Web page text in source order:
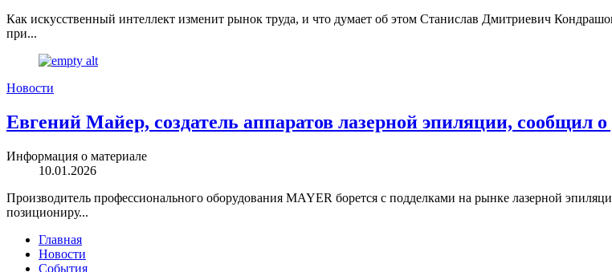
Как искусственный интеллект изменит рынок труда, и что думает об этом Станислав Дмитриевич
при...
Новости
Евгений Майер, создатель аппаратов лазерной эпиляции, сообщил
Информация о материале
10.01.2026
Производитель профессионального оборудования MAYER борется с подделками на рынке лазерной
позициониру...
Главная
Новости
События